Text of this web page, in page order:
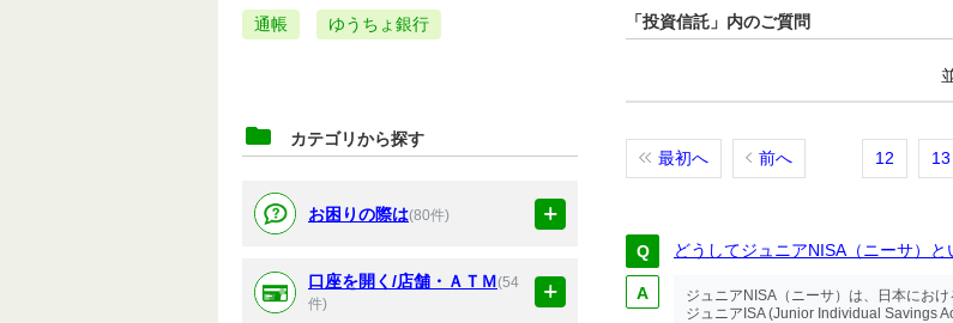
通帳 ゆうちょ銀行
カテゴリから探す
お困りの際は(80件)
口座を開く/店舗・ＡＴＭ(54
件)
「投資信託」内のご質問
最初へ 前へ 12 13
どうしてジュニアNISA（ニーサ）と
ジュニアNISA（ニーサ）は、日本にお
ジュニアISA (Junior Individual Savings